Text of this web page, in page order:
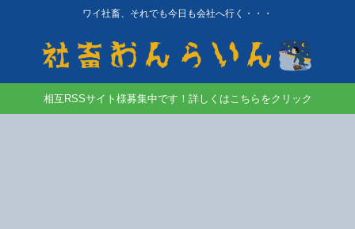
ワイ社畜、それでも今日も会社へ行く・・・
相互RSSサイト様募集中です！詳しくはこちらをクリック